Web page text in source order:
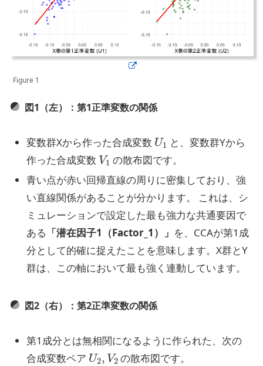
Figure 1
図1（左）：第1正準変数の関係
変数群Xから作った合成変数
U1
と、変数群Yから
作った合成変数
V1
の散布図です。
青い点が赤い回帰直線の周りに密集しており、強
い直線関係があることが分かります。 これは、シ
ミュレーションで設定した最も強力な共通要因で
ある 「潜在因子1（Factor_1）」 を、CCAが第1成
分として的確に捉えたことを意味します。X群とY
群は、この軸において最も強く連動しています。
図2（右）：第2正準変数の関係
第1成分とは無相関になるように作られた、次の
合成変数ペア
U2,V2
の散布図です。